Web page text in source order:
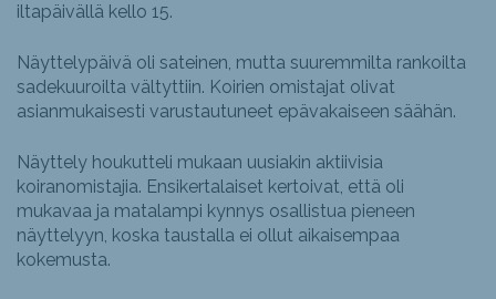
iltapäivällä kello 15.
Näyttelypäivä oli sateinen, mutta suuremmilta rankoilta
sadekuuroilta vältyttiin. Koirien omistajat olivat
asianmukaisesti varustautuneet epävakaiseen säähän.
Näyttely houkutteli mukaan uusiakin aktiivisia
koiranomistajia. Ensikertalaiset kertoivat, että oli
mukavaa ja matalampi kynnys osallistua pieneen
näyttelyyn, koska taustalla ei ollut aikaisempaa
kokemusta.